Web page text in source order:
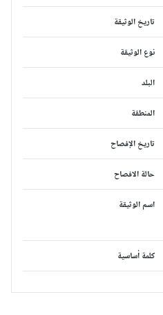
تاريخ الوثيقة
نوع الوثيقة
البلد
المنطقة
تاريخ الإفصاح
حالة الافصاح
اسم الوثيقة
كلمة أساسية